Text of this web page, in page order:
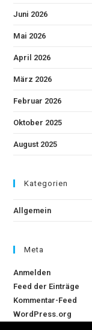
Juni 2026
Mai 2026
April 2026
März 2026
Februar 2026
Oktober 2025
August 2025
Kategorien
Allgemein
Meta
Anmelden
Feed der Einträge
Kommentar-Feed
WordPress.org